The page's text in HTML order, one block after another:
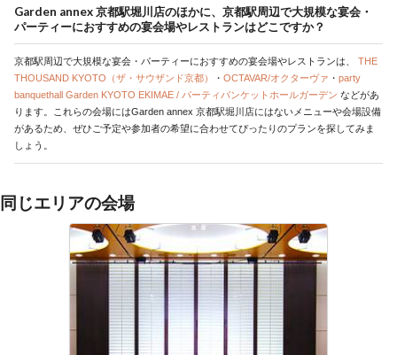
Garden annex 京都駅堀川店のほかに、京都駅周辺で大規模な宴会・
パーティーにおすすめの宴会場やレストランはどこですか？
京都駅周辺で大規模な宴会・パーティーにおすすめの宴会場やレストランは、 THE
THOUSAND KYOTO（ザ・サウザンド京都）
・ OCTAVAR/オクターヴァ ・ party
banquethall Garden KYOTO EKIMAE / パーティバンケットホールガーデン などがあ
ります。これらの会場にはGarden annex 京都駅堀川店にはないメニューや会場設備
があるため、ぜひご予定や参加者の希望に合わせてぴったりのプランを探してみま
しょう。
同じエリアの会場